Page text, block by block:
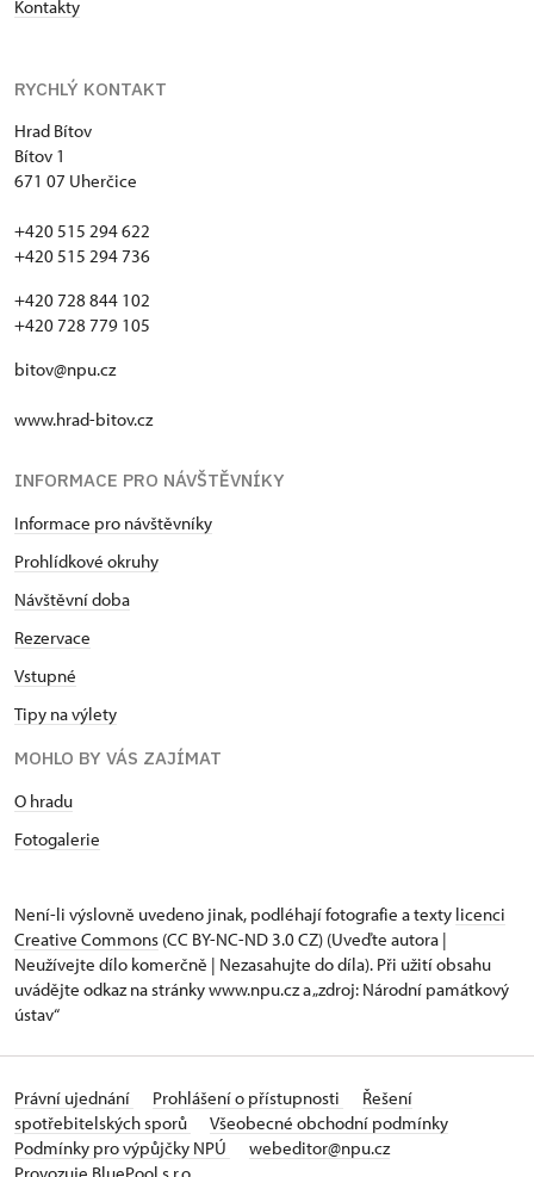
Kontakty
RYCHLÝ KONTAKT
Hrad Bítov
Bítov 1
671 07 Uherčice
+420 515 294 622
+420 515 294 736
+420 728 844 102
+420 728 779 105
bitov@npu.cz
www.hrad-bitov.cz
INFORMACE PRO NÁVŠTĚVNÍKY
Informace pro návštěvníky
Prohlídkové okruhy
Návštěvní doba
Rezervace
Vstupné
Tipy na výlety
MOHLO BY VÁS ZAJÍMAT
O hradu
Fotogalerie
Není-li výslovně uvedeno jinak, podléhají fotografie a texty licenci
Creative Commons (CC BY-NC-ND 3.0 CZ) (Uveďte autora |
Neužívejte dílo komerčně | Nezasahujte do díla). Při užití obsahu
uvádějte odkaz na stránky www.npu.cz a „zdroj: Národní památkový
ústav“
Právní ujednání Prohlášení o přístupnosti
Řešení
spotřebitelských sporů
Všeobecné obchodní podmínky
Podmínky pro výpůjčky NPÚ
webeditor@npu.cz